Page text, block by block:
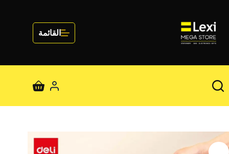
المحتوى
القائمة
عربة